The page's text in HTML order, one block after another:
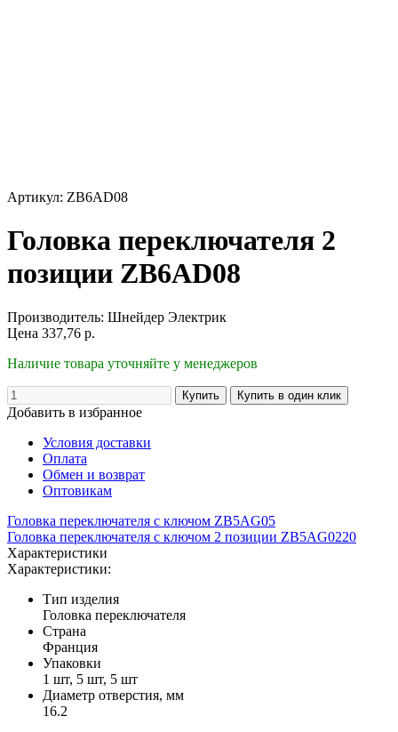
Артикул: ZB6AD08
Головка переключателя 2
позиции ZB6AD08
Производитель: Шнейдер Электрик
Цена 337,76 р.
Наличие товара уточняйте у менеджеров
Добавить в избранное
Условия доставки
Оплата
Обмен и возврат
Оптовикам
Головка переключателя с ключом ZB5AG05
Головка переключателя с ключом 2 позиции ZB5AG0220
Характеристики
Характеристики:
Тип изделия
Головка переключателя
Страна
Франция
Упаковки
1 шт, 5 шт, 5 шт
Диаметр отверстия, мм
16.2